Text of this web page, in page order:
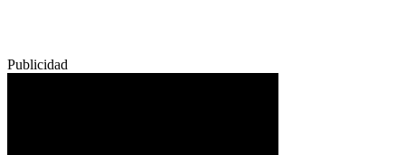
Publicidad